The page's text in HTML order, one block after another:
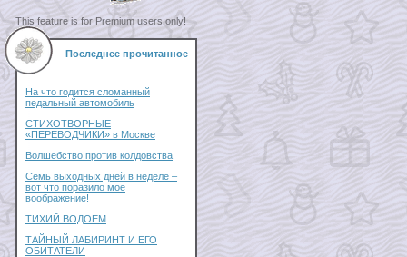
This feature is for Premium users only!
Последнее прочитанное
На что годится сломанный
педальный автомобиль
СТИХОТВОРНЫЕ
«ПЕРЕВОДЧИКИ» в Москве
Волшебство против колдовства
Семь выходных дней в неделе –
вот что поразило мое
воображение!
ТИХИЙ ВОДОЕМ
ТАЙНЫЙ ЛАБИРИНТ И ЕГО
ОБИТАТЕЛИ